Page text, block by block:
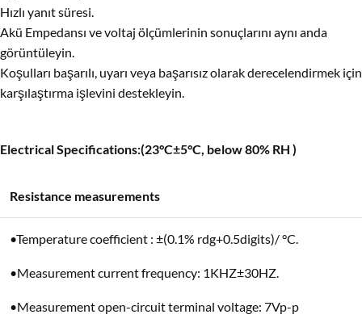
Hızlı yanıt süresi.
Akü Empedansı ve voltaj ölçümlerinin sonuçlarını aynı anda
görüntüleyin.
Koşulları başarılı, uyarı veya başarısız olarak derecelendirmek için
karşılaştırma işlevini destekleyin.
Electrical Specifications:(23°C±5°C, below 80% RH )
Resistance measurements
•Temperature coefficient : ±(0.1% rdg+0.5digits)/ °C.
•Measurement current frequency: 1KHZ±30HZ.
•Measurement open-circuit terminal voltage: 7Vp-p